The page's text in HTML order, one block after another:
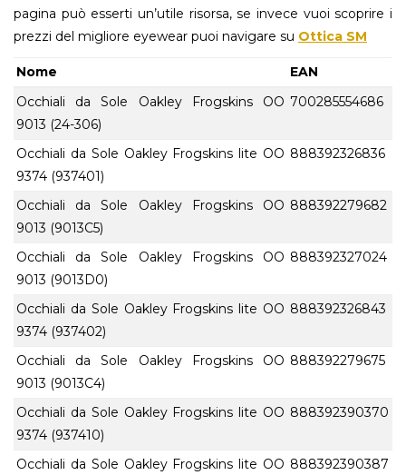
pagina può esserti un’utile risorsa, se invece vuoi scoprire i
prezzi del migliore eyewear puoi navigare su Ottica SM
Nome
EAN
Occhiali da Sole Oakley Frogskins OO
9013 (24-306)
700285554686
Occhiali da Sole Oakley Frogskins lite OO
9374 (937401)
888392326836
Occhiali da Sole Oakley Frogskins OO
9013 (9013C5)
888392279682
Occhiali da Sole Oakley Frogskins OO
9013 (9013D0)
888392327024
Occhiali da Sole Oakley Frogskins lite OO
9374 (937402)
888392326843
Occhiali da Sole Oakley Frogskins OO
9013 (9013C4)
888392279675
Occhiali da Sole Oakley Frogskins lite OO
9374 (937410)
888392390370
Occhiali da Sole Oakley Frogskins lite OO 888392390387